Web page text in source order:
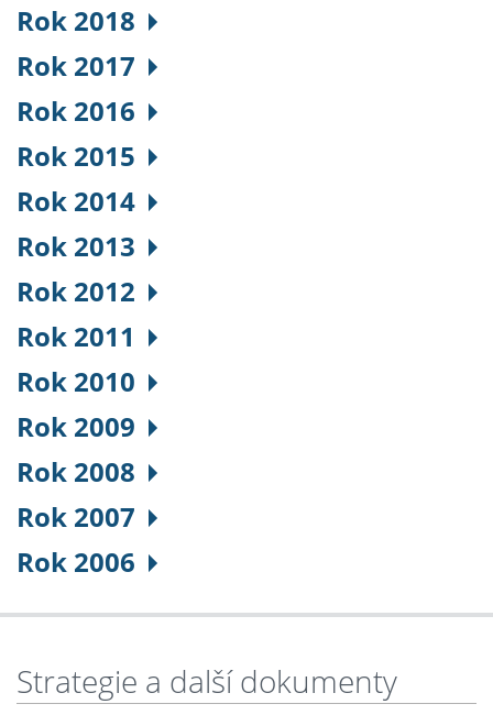
Rok 2018
Rok 2017
Rok 2016
Rok 2015
Rok 2014
Rok 2013
Rok 2012
Rok 2011
Rok 2010
Rok 2009
Rok 2008
Rok 2007
Rok 2006
Strategie a další dokumenty